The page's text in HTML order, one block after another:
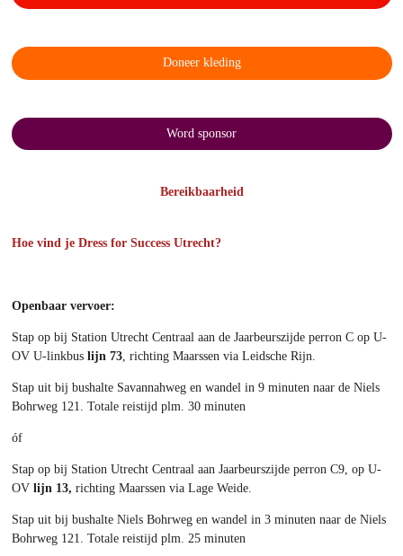
Doneer kleding
Word sponsor
Bereikbaarheid
Hoe vind je Dress for Success Utrecht?
Openbaar vervoer:
Stap opbij Station Utrecht Centraal aan de Jaarbeurszijde perron C op U-
OV U-linkbus lijn 73, richting Maarssen via Leidsche Rijn.
Stap uit bij bushalte Savannahweg en wandel in 9 minuten naar de Niels
Bohrweg 121. Totale reistijd plm. 30 minuten
óf
Stap opbij Station Utrecht Centraal aan Jaarbeurszijde perron C9, op U-
OV lijn 13, richting Maarssen via Lage Weide.
Stap uit bij bushalte Niels Bohrweg en wandel in 3 minuten naar de Niels
Bohrweg 121. Totale reistijd plm. 25 minuten